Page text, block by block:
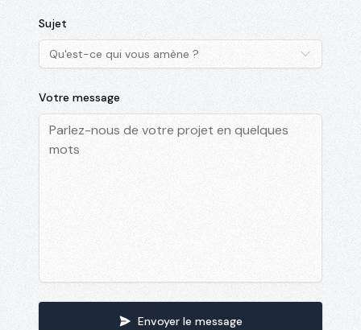
Sujet
Qu'est-ce qui vous amène ?
Votre message
Envoyer le message